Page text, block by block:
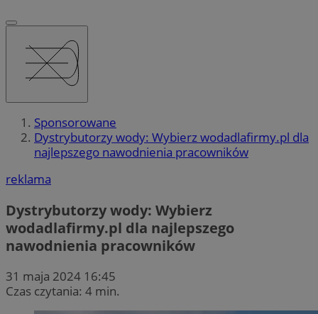
Sponsorowane
Dystrybutorzy wody: Wybierz wodadlafirmy.pl dla
najlepszego nawodnienia pracowników
reklama
Dystrybutorzy wody: Wybierz
wodadlafirmy.pl dla najlepszego
nawodnienia pracowników
31 maja 2024 16:45
Czas czytania: 4 min.